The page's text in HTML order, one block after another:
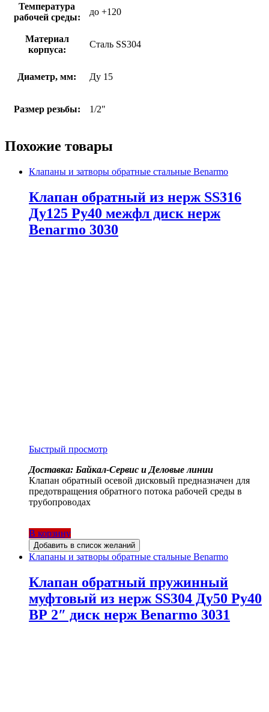
Температура
рабочей среды:
до +120
Материал
корпуса:
Сталь SS304
Диаметр, мм: Ду 15
Размер резьбы: 1/2"
Похожие товары
Клапаны и затворы обратные стальные Benarmo
Клапан обратный из нерж SS316
Ду125 Ру40 межфл диск нерж
Benarmo 3030
Быстрый просмотр
Доставка: Байкал-Сервис и Деловые линии
Клапан обратный осевой дисковый предназначен для
предотвращения обратного потока рабочей среды в
трубопроводах
В корзину
Добавить в список желаний
Клапаны и затворы обратные стальные Benarmo
Клапан обратный пружинный
муфтовый из нерж SS304 Ду50 Ру40
ВР 2″ диск нерж Benarmo 3031